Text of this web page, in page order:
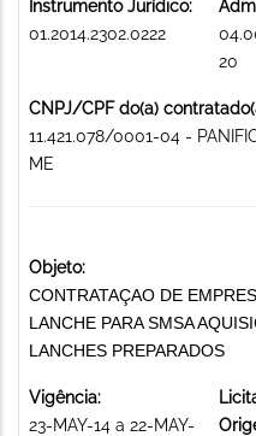
Instrumento Jurídico:
01.2014.2302.0222
20
CNPJ/CPF do(a)
11.421.078/0001-04 -
ME
Objeto:
CONTRATAÇAO DE
LANCHE PARA SMSA
LANCHES PREPARADOS
Vigência:
23-MAY-14 a 22-MAY-